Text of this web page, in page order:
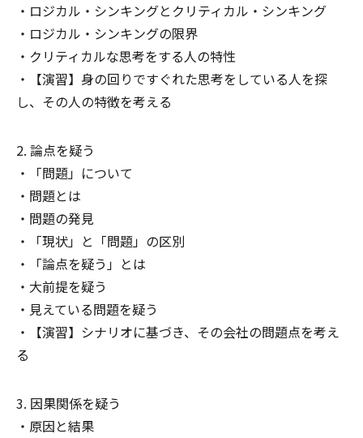
ロジカル・シンキングとクリティカル・シンキング
ロジカル・シンキングの限界
クリティカルな思考をする人の特性
【演習】身の回りですぐれた思考をしている人を探
し、その人の特徴を考える
論点を疑う
「問題」について
問題とは
問題の発見
「現状」と「問題」の区別
「論点を疑う」とは
大前提を疑う
見えている問題を疑う
【演習】シナリオに基づき、その会社の問題点を考え
る
因果関係を疑う
原因と結果